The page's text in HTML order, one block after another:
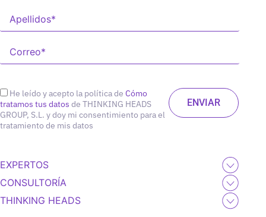
He leído y acepto la política de Cómo
tratamos tus datos de THINKING HEADS
GROUP, S.L. y doy mi consentimiento para el
tratamiento de mis datos
EXPERTOS
CONSULTORÍA
THINKING HEADS